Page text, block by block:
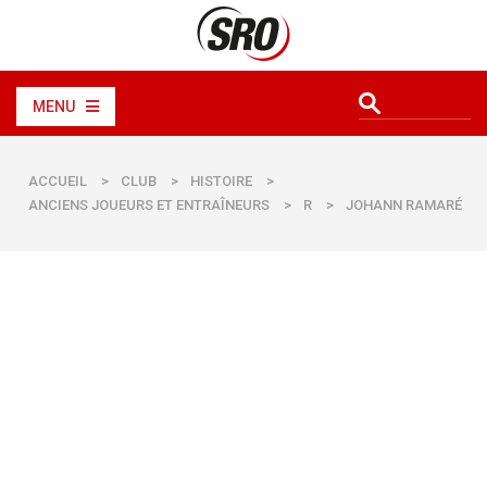
MENU
ACCUEIL > CLUB > HISTOIRE
>
ANCIENS JOUEURS ET ENTRAÎNEURS
> R > JOHANN RAMARÉ